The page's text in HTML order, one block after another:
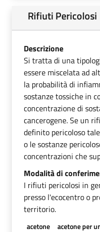
Rifiuti Pericolosi
Descrizione
Si tratta di una
essere miscelata ad
la probabilità di
sostanze tossiche in
concentrazione di
cancerogene. Se un
definito pericoloso
o le sostanze
concentrazioni che
Modalità di
I rifiuti pericolosi in
presso l'ecocentro o
territorio.
acetone acetone per